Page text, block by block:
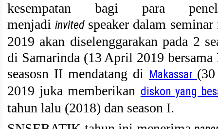
kesempatan bagi para
menjadiinvited speaker dalam
2019 akan diselenggarakan pada 2
di Samarinda (13 April 2019
seasosn II mendatang di Makassar
2019 juka memberikan diskon yang
tahun lalu (2018) dan season I.